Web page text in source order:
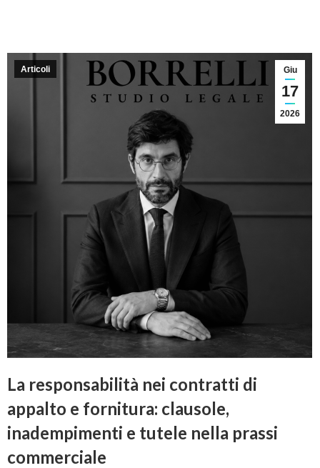
Giu
17
2026
Articoli
La responsabilità nei contratti di
appalto e fornitura: clausole,
inadempimenti e tutele nella prassi
commerciale